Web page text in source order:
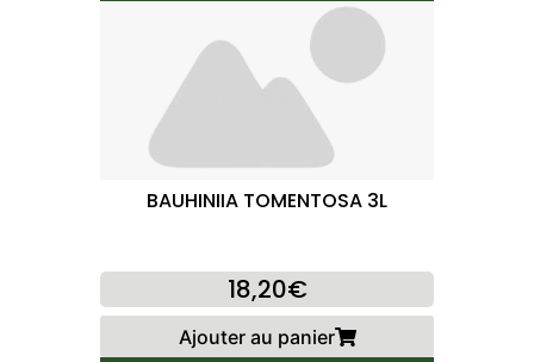
BAUHINIIA TOMENTOSA 3L
18,20€
Ajouter au panier